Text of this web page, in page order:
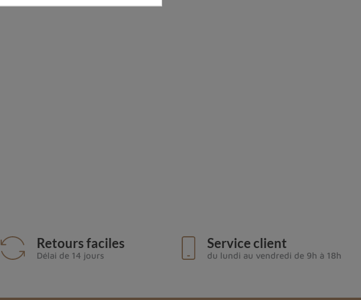
la lave riche en silice s'est rapidement refroidie. On la trouve
utilisaient également cette pierre pour la fabrication d'outils
Retours faciles
Délai de 14 jours
Service client
du lundi au vendredi de 9h à 18h